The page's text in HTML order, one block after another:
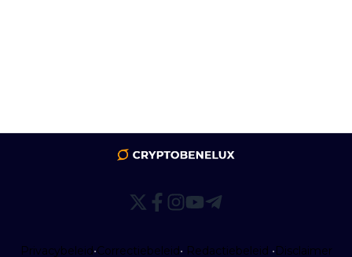
Privacybeleid•Correctiebeleid• Redactiebeleid •Disclaimer